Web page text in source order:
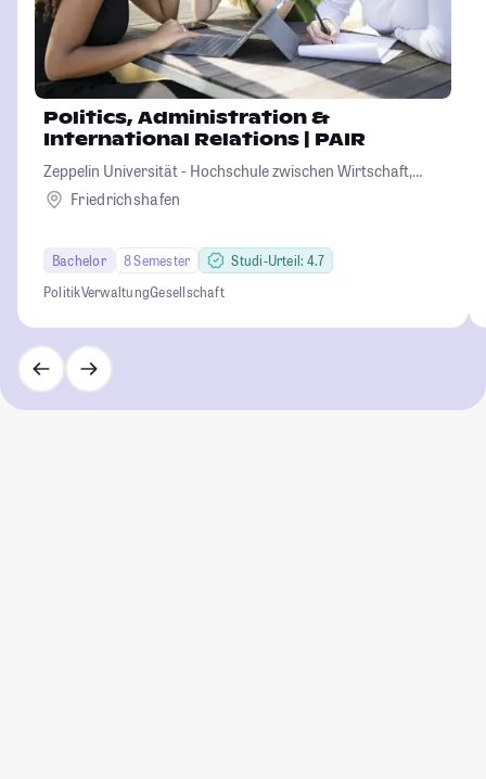
Politics, Administration &
International Relations | PAIR
Zeppelin Universität - Hochschule zwischen Wirtschaft,
Kultur und Politik
Friedrichshafen
Bachelor 8 Semester
Studi-Urteil: 4.7
PolitikVerwaltungGesellschaft